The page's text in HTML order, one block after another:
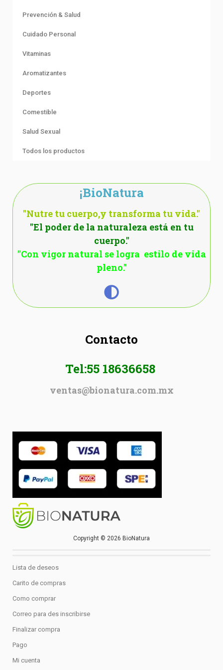
Prevención & Salud
Cuidado Personal
Vitaminas
Aromatizantes
Deportes
Comestible
Salud Sexual
Todos los productos
¡BioNatura
"Nutre tu cuerpo,y transforma tu vida."
"El poder de la naturaleza está en tu
cuerpo."
"Con vigor natural se logra estilo de vida
pleno."
Contacto
Tel:55 18636658
ventas@bionatura.com.mx
Copyright © 2026 BioNatura
Lista de deseos
Carito de compras
Como comprar
Correo para des inscribirse
Finalizar compra
Pago
Mi cuenta